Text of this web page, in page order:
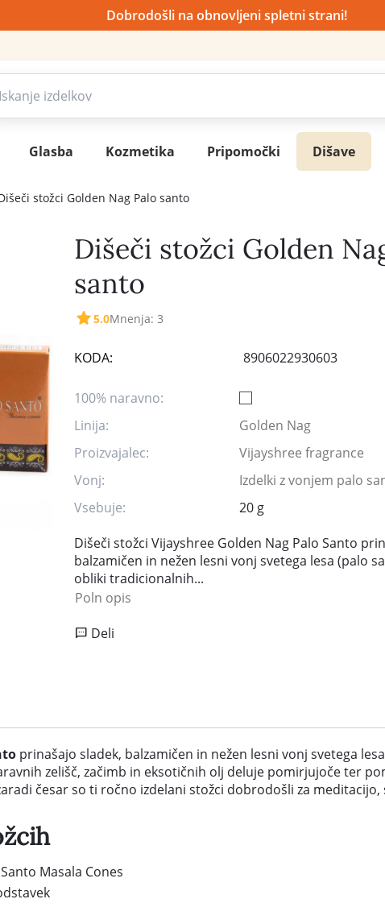
Dobrodošli na obnovljeni spletni strani!
Glasba Kozmetika Pripomočki Dišave
stožci Golden Nag Palo santo
Dišeči stožci Golden
santo
5.0Mnenja: 3
KODA: 8906022930603
100% naravno:
Linija:
Golden Nag
Proizvajalec:
Vijayshree fragrance
Vonj:
Izdelki z vonjem palo
Vsebuje:
20 g
Dišeči stožci Vijayshree Golden Nag Palo Santo
balzamičen in nežen lesni vonj svetega lesa (palo
obliki tradicionalnih...
Poln opis
Deli
prinašajo sladek, balzamičen in nežen lesni vonj svetega
zelišč, začimb in eksotičnih olj deluje pomirjujoče ter
česar so ti ročno izdelani stožci dobrodošli za
Masala Cones